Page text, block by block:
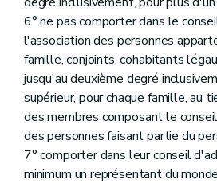
6° ne pas comporter dans le
l'association des personnes
famille, conjoints, cohabitants
jusqu'au deuxième degré
supérieur, pour chaque famille, au
des membres composant le
des personnes faisant partie du
7° comporter dans leur conseil
minimum un représentant du